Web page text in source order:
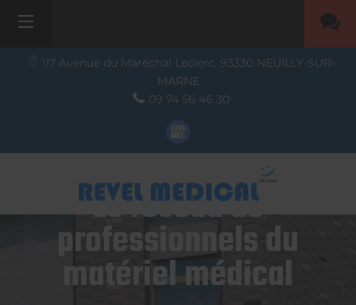
117 Avenue du Maréchal Leclerc, 93330 NEUILLY-SUR-
MARNE
09 74 56 46 30
Le réseau de
professionnels du
matériel médical